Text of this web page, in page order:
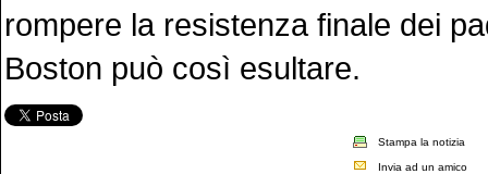
rompere la resistenza finale dei
Boston può così esultare.
Stampa la notizia
Invia ad un amico